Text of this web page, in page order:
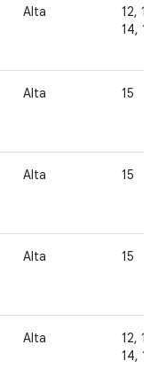
Alta
12,
14, 15
Alta 15
Alta 15
Alta 15
Alta
12,
14, 15